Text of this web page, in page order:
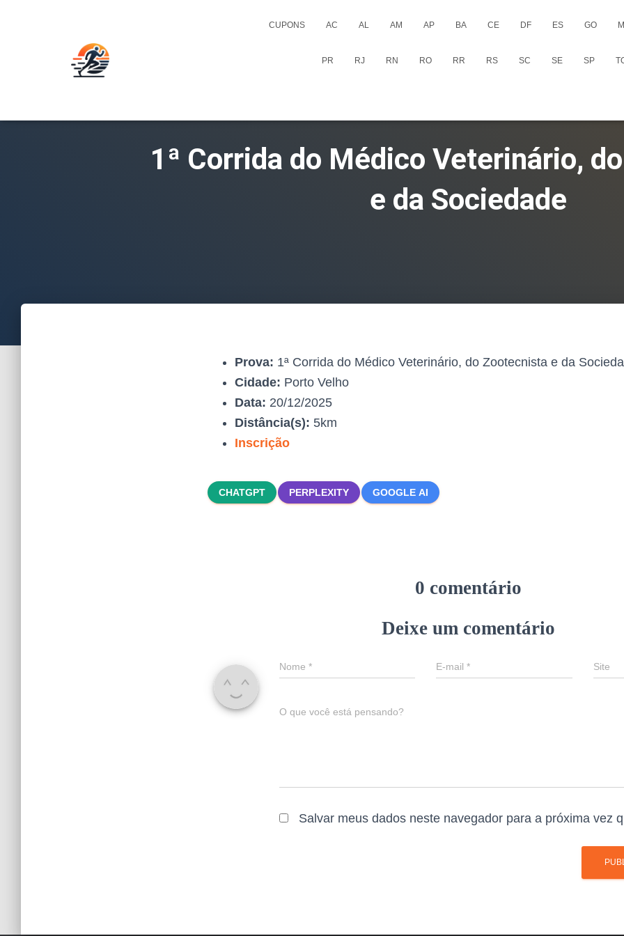
CUPONS AC AL AM AP BA CE DF ES GO
PR RJ RN RO RR RS SC SE SP
1ª Corrida do Médico Veterinário,
e da Sociedade
Prova: 1ª Corrida do Médico Veterinário, do Zootecnista e da
Cidade: Porto Velho
Data: 20/12/2025
Distância(s): 5km
Inscrição
CHATGPT PERPLEXITY GOOGLE AI
0 comentário
Deixe um comentário
Nome * E-mail* Site
O que você está pensando?
Salvar meus dados neste navegador para a próxima vez